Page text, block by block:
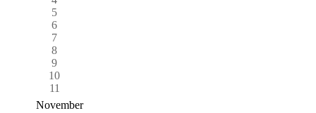
5
6
7
8
9
10
11
November